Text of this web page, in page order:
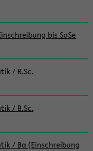
bis SoSe
/ B.Sc.
/ B.Sc.
/ Ba (Einschreibung